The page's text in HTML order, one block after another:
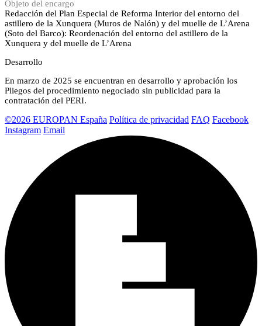
Objeto del encargo
Redacción del Plan Especial de Reforma Interior del entorno del
astillero de la Xunquera (Muros de Nalón) y del muelle de L’Arena
(Soto del Barco): Reordenación del entorno del astillero de la
Xunquera y del muelle de L’Arena
Desarrollo
En marzo de 2025 se encuentran en desarrollo y aprobación los
Pliegos del procedimiento negociado sin publicidad para la
contratación del PERI.
©2026 EUROPAN España Política de privacidad FAQ Facebook
Instagram Email